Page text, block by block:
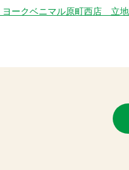
ヨークベニマル原町西店 立